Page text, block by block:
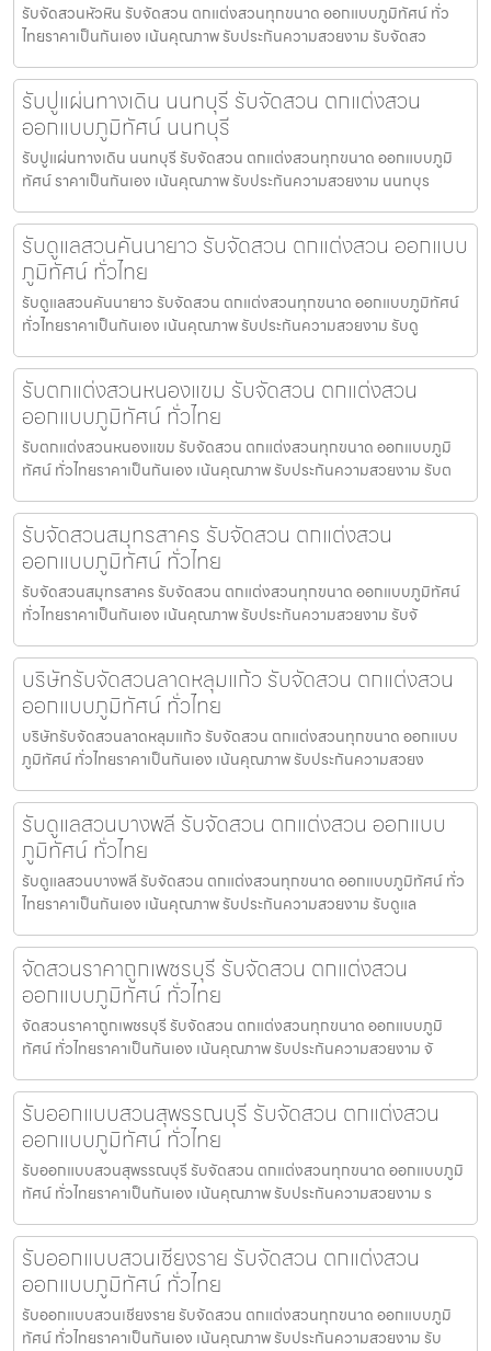
รับจัดสวนหัวหิน รับจัดสวน ตกแต่งสวนทุกขนาด ออกแบบภูมิทัศน์ ทั่ว
ไทยราคาเป็นกันเอง เน้นคุณภาพ รับประกันความสวยงาม รับจัดสว
รับปูแผ่นทางเดิน นนทบุรี รับจัดสวน ตกแต่งสวน
ออกแบบภูมิทัศน์ นนทบุรี
รับปูแผ่นทางเดิน นนทบุรี รับจัดสวน ตกแต่งสวนทุกขนาด ออกแบบภูมิ
ทัศน์ ราคาเป็นกันเอง เน้นคุณภาพ รับประกันความสวยงาม นนทบุร
รับดูแลสวนคันนายาว รับจัดสวน ตกแต่งสวน ออกแบบ
ภูมิทัศน์ ทั่วไทย
รับดูแลสวนคันนายาว รับจัดสวน ตกแต่งสวนทุกขนาด ออกแบบภูมิทัศน์
ทั่วไทยราคาเป็นกันเอง เน้นคุณภาพ รับประกันความสวยงาม รับดู
รับตกแต่งสวนหนองแขม รับจัดสวน ตกแต่งสวน
ออกแบบภูมิทัศน์ ทั่วไทย
รับตกแต่งสวนหนองแขม รับจัดสวน ตกแต่งสวนทุกขนาด ออกแบบภูมิ
ทัศน์ ทั่วไทยราคาเป็นกันเอง เน้นคุณภาพ รับประกันความสวยงาม รับต
รับจัดสวนสมุทรสาคร รับจัดสวน ตกแต่งสวน
ออกแบบภูมิทัศน์ ทั่วไทย
รับจัดสวนสมุทรสาคร รับจัดสวน ตกแต่งสวนทุกขนาด ออกแบบภูมิทัศน์
ทั่วไทยราคาเป็นกันเอง เน้นคุณภาพ รับประกันความสวยงาม รับจั
บริษัทรับจัดสวนลาดหลุมแก้ว รับจัดสวน ตกแต่งสวน
ออกแบบภูมิทัศน์ ทั่วไทย
บริษัทรับจัดสวนลาดหลุมแก้ว รับจัดสวน ตกแต่งสวนทุกขนาด ออกแบบ
ภูมิทัศน์ ทั่วไทยราคาเป็นกันเอง เน้นคุณภาพ รับประกันความสวยง
รับดูแลสวนบางพลี รับจัดสวน ตกแต่งสวน ออกแบบ
ภูมิทัศน์ ทั่วไทย
รับดูแลสวนบางพลี รับจัดสวน ตกแต่งสวนทุกขนาด ออกแบบภูมิทัศน์ ทั่ว
ไทยราคาเป็นกันเอง เน้นคุณภาพ รับประกันความสวยงาม รับดูแล
จัดสวนราคาถูกเพชรบุรี รับจัดสวน ตกแต่งสวน
ออกแบบภูมิทัศน์ ทั่วไทย
จัดสวนราคาถูกเพชรบุรี รับจัดสวน ตกแต่งสวนทุกขนาด ออกแบบภูมิ
ทัศน์ ทั่วไทยราคาเป็นกันเอง เน้นคุณภาพ รับประกันความสวยงาม จั
รับออกแบบสวนสุพรรณบุรี รับจัดสวน ตกแต่งสวน
ออกแบบภูมิทัศน์ ทั่วไทย
รับออกแบบสวนสุพรรณบุรี รับจัดสวน ตกแต่งสวนทุกขนาด ออกแบบภูมิ
ทัศน์ ทั่วไทยราคาเป็นกันเอง เน้นคุณภาพ รับประกันความสวยงาม ร
รับออกแบบสวนเชียงราย รับจัดสวน ตกแต่งสวน
ออกแบบภูมิทัศน์ ทั่วไทย
รับออกแบบสวนเชียงราย รับจัดสวน ตกแต่งสวนทุกขนาด ออกแบบภูมิ
ทัศน์ ทั่วไทยราคาเป็นกันเอง เน้นคุณภาพ รับประกันความสวยงาม รับ